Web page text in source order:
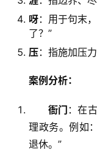
呀：用于句末
了？”
压：指施加压力
案例分析：
衙门 ：在
理政务。例如
退休。”